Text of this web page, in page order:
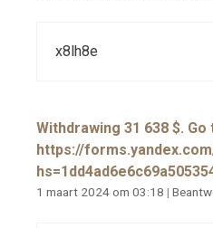
x8lh8e
Withdrawing 31 638 $.
https://
1 maart 2024 om 03:18 |